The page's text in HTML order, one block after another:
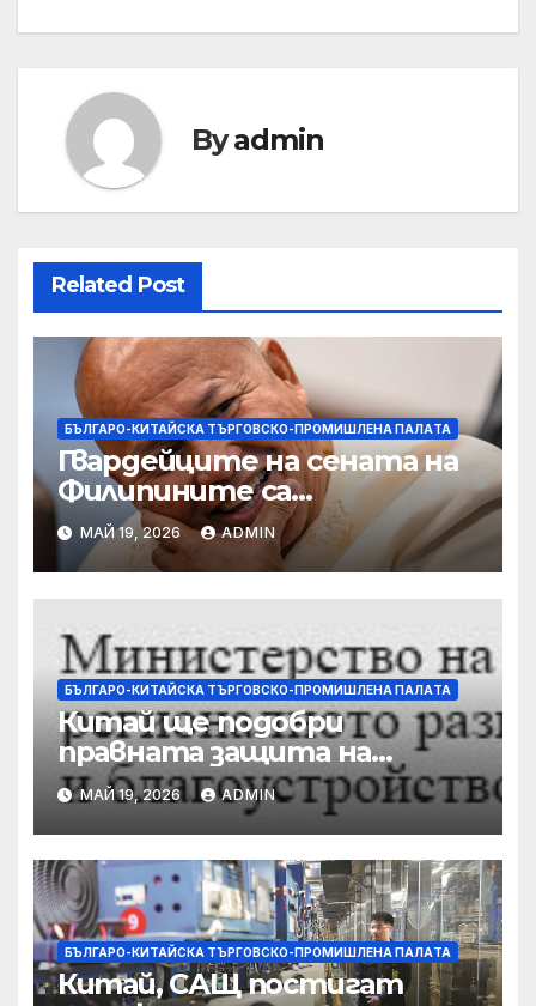
Byadmin
Related Post
БЪЛГАРО-КИТАЙСКА ТЪРГОВСКО-ПРОМИШЛЕНА ПАЛAТА
Гвардейците на сената на
Филипините са
разследвани за стрелба,
докато сенаторът беглец
бяга
МАЙ 19, 2026 ADMIN
БЪЛГАРО-КИТАЙСКА ТЪРГОВСКО-ПРОМИШЛЕНА ПАЛAТА
Китай ще подобри
правната защита на
предприятията, ще се
съсредоточи върху
борбата с
корпоративната
престъпност
МАЙ 19, 2026 ADMIN
БЪЛГАРО-КИТАЙСКА ТЪРГОВСКО-ПРОМИШЛЕНА ПАЛAТА
Китай, САЩ постигат